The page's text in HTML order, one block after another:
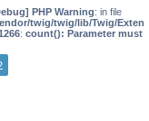
PHP Warning: in file
twig/twig/lib/Twig/Exten
: count(): Parameter must